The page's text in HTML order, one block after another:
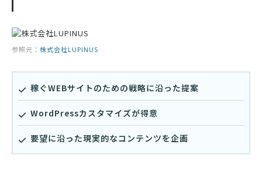
参照元： 株式会社LUPINUS
稼ぐWEBサイトのための戦略に沿った提案
WordPressカスタマイズが得意
要望に沿った現実的なコンテンツを企画